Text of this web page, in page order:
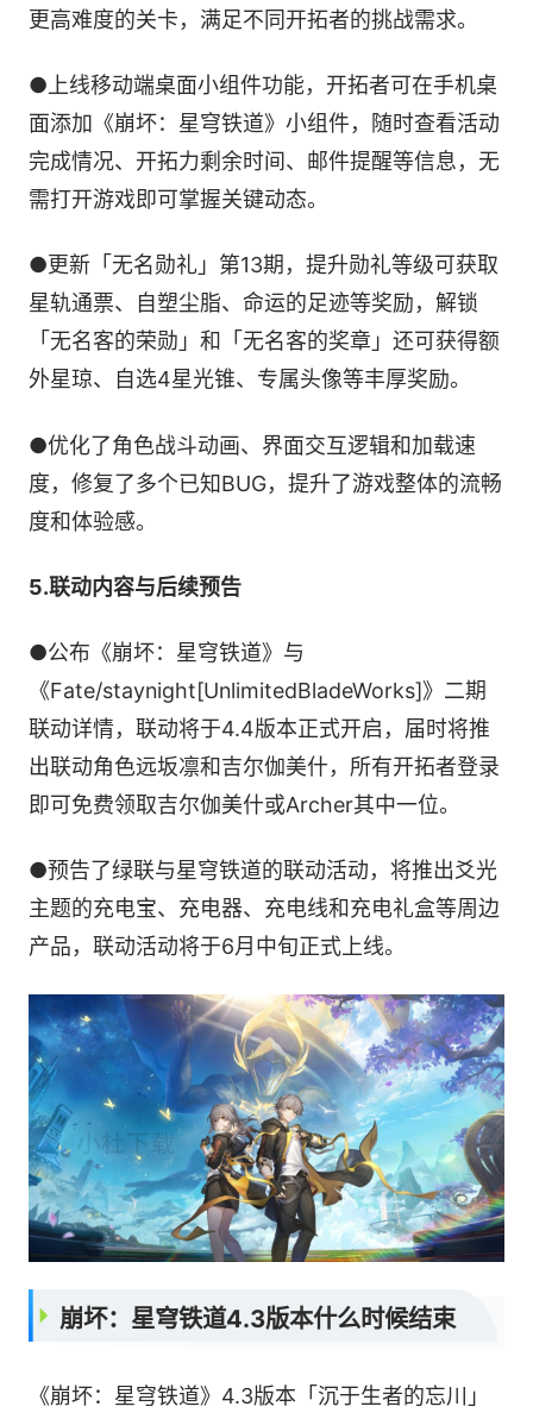
更高难度的关卡，满足不同开拓者的挑战需求。
●上线移动端桌面小组件功能，开拓者可在手机桌
面添加《崩坏：星穹铁道》小组件，随时查看活动
完成情况、开拓力剩余时间、邮件提醒等信息，无
需打开游戏即可掌握关键动态。
●更新「无名勋礼」第13期，提升勋礼等级可获取
星轨通票、自塑尘脂、命运的足迹等奖励，解锁
「无名客的荣勋」和「无名客的奖章」还可获得额
外星琼、自选4星光锥、专属头像等丰厚奖励。
●优化了角色战斗动画、界面交互逻辑和加载速
度，修复了多个已知BUG，提升了游戏整体的流畅
度和体验感。
5.联动内容与后续预告
●公布《崩坏：星穹铁道》与
《Fate/staynight[UnlimitedBladeWorks]》二期
联动详情，联动将于4.4版本正式开启，届时将推
出联动角色远坂凛和吉尔伽美什，所有开拓者登录
即可免费领取吉尔伽美什或Archer其中一位。
●预告了绿联与星穹铁道的联动活动，将推出爻光
主题的充电宝、充电器、充电线和充电礼盒等周边
产品，联动活动将于6月中旬正式上线。
崩坏：星穹铁道4.3版本什么时候结束
《崩坏：星穹铁道》4.3版本「沉于生者的忘川」